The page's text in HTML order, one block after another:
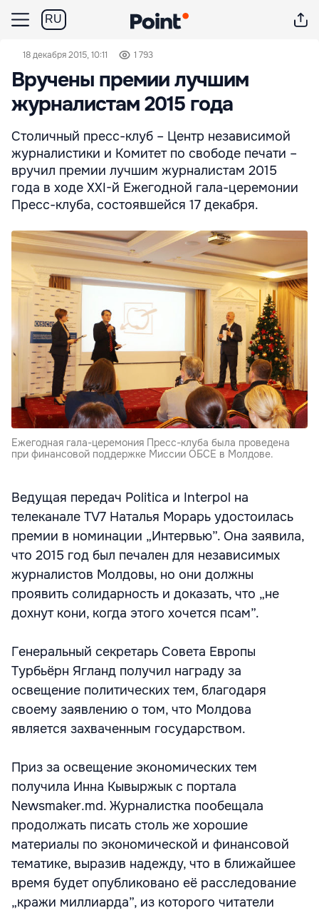
RU
18 декабря 2015, 10:11 1 793
Вручены премии лучшим
журналистам 2015 года
Столичный пресс-клуб – Центр независимой
журналистики и Комитет по свободе печати –
вручил премии лучшим журналистам 2015
года в ходе XXI-й Ежегодной гала-церемонии
Пресс-клуба, состоявшейся 17 декабря.
Ежегодная гала-церемония Пресс-клуба была проведена
при финансовой поддержке Миссии ОБСЕ в Молдове.
Ведущая передач Politica и Interpol на
телеканале TV7 Наталья Морарь удостоилась
премии в номинации „Интервью”. Она заявила,
что 2015 год был печален для независимых
журналистов Молдовы, но они должны
проявить солидарность и доказать, что „не
дохнут кони, когда этого хочется псам”.
Генеральный секретарь Совета Европы
Турбьёрн Ягланд получил награду за
освещение политических тем, благодаря
своему заявлению о том, что Молдова
является захваченным государством.
Приз за освещение экономических тем
получила Инна Кывыржык с портала
Newsmaker.md. Журналистка пообещала
продолжать писать столь же хорошие
материалы по экономической и финансовой
тематике, выразив надежду, что в ближайшее
время будет опубликовано её расследование
„кражи миллиарда”, из которого читатели